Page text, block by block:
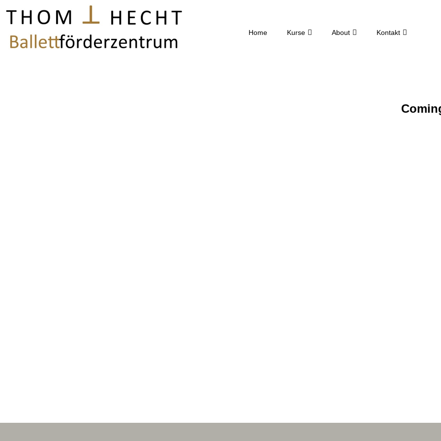
Home Kurse About Kontakt